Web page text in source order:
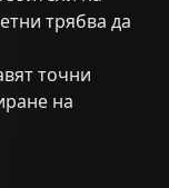
трябва да
точни
на